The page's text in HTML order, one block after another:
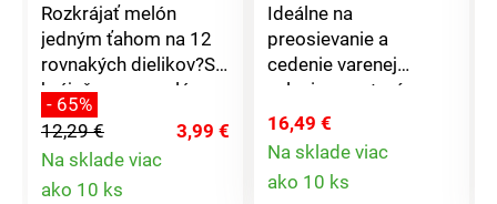
Rozkrájať melón
jedným ťahom na 12
rovnakých dielikov?S
krájačom na melóny
budete ako kuchár
profesionál. Krájač má
úchytky z odolného a
zdravotne
- 65%
12,29 €
3,99 €
Na sklade viac
ako 10 ks
Ideálne na
preosievanie a
cedenie varenej
zeleniny, cestovín a
omáčok. Rovnako
praktické na umývanie
ovocia, šalátov a pod.
Vhodné do každého
16,49 €
Na sklade viac
ako 10 ks